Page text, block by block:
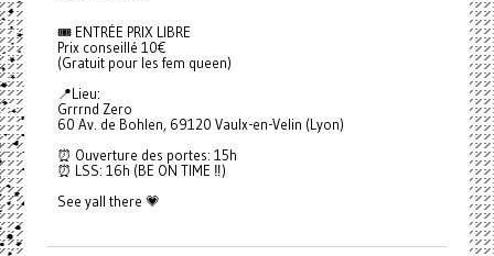
🎟️ ENTRÉE PRIX LIBRE
Prix conseillé 10€
(Gratuit pour les fem queen)
📍Lieu:
Grrrnd Zero
60 Av. de Bohlen, 69120 Vaulx-en-Velin (Lyon)
⏰ Ouverture des portes: 15h
⏰ LSS: 16h (BE ON TIME ‼️)
See yall there 💗